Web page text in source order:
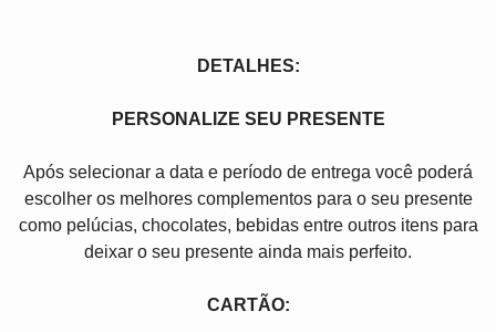
DETALHES:
PERSONALIZE SEU PRESENTE
Após selecionar a data e período de entrega você poder
escolher os melhores complementos para o seu presente
como pelúcias, chocolates, bebidas entre outros itens para
deixar o seu presente ainda mais perfeito.
CARTÃO: